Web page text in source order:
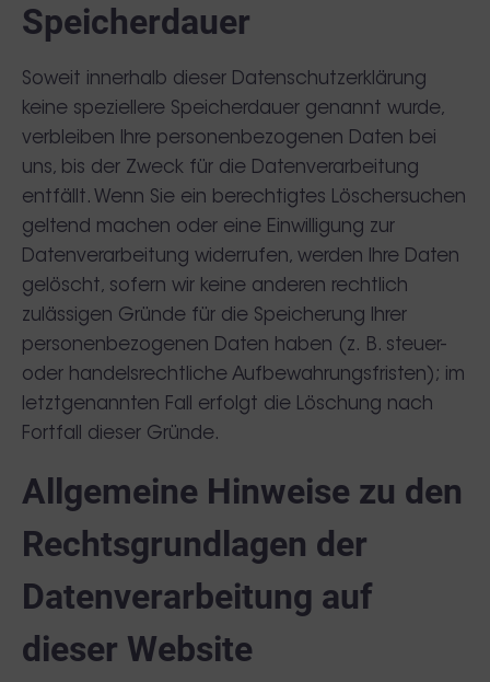
Speicherdauer
Soweit innerhalb dieser Datenschutzerklärung
keine speziellere Speicherdauer genannt wurde,
verbleiben Ihre personenbezogenen Daten bei
uns, bis der Zweck für die Datenverarbeitung
entfällt. Wenn Sie ein berechtigtes Löschersuchen
geltend machen oder eine Einwilligung zur
Datenverarbeitung widerrufen, werden Ihre Daten
gelöscht, sofern wir keine anderen rechtlich
zulässigen Gründe für die Speicherung Ihrer
personenbezogenen Daten haben (z. B. steuer-
oder handelsrechtliche Aufbewahrungsfristen); im
letztgenannten Fall erfolgt die Löschung nach
Fortfall dieser Gründe.
Allgemeine Hinweise zu den
Rechtsgrundlagen der
Datenverarbeitung auf
dieser Website